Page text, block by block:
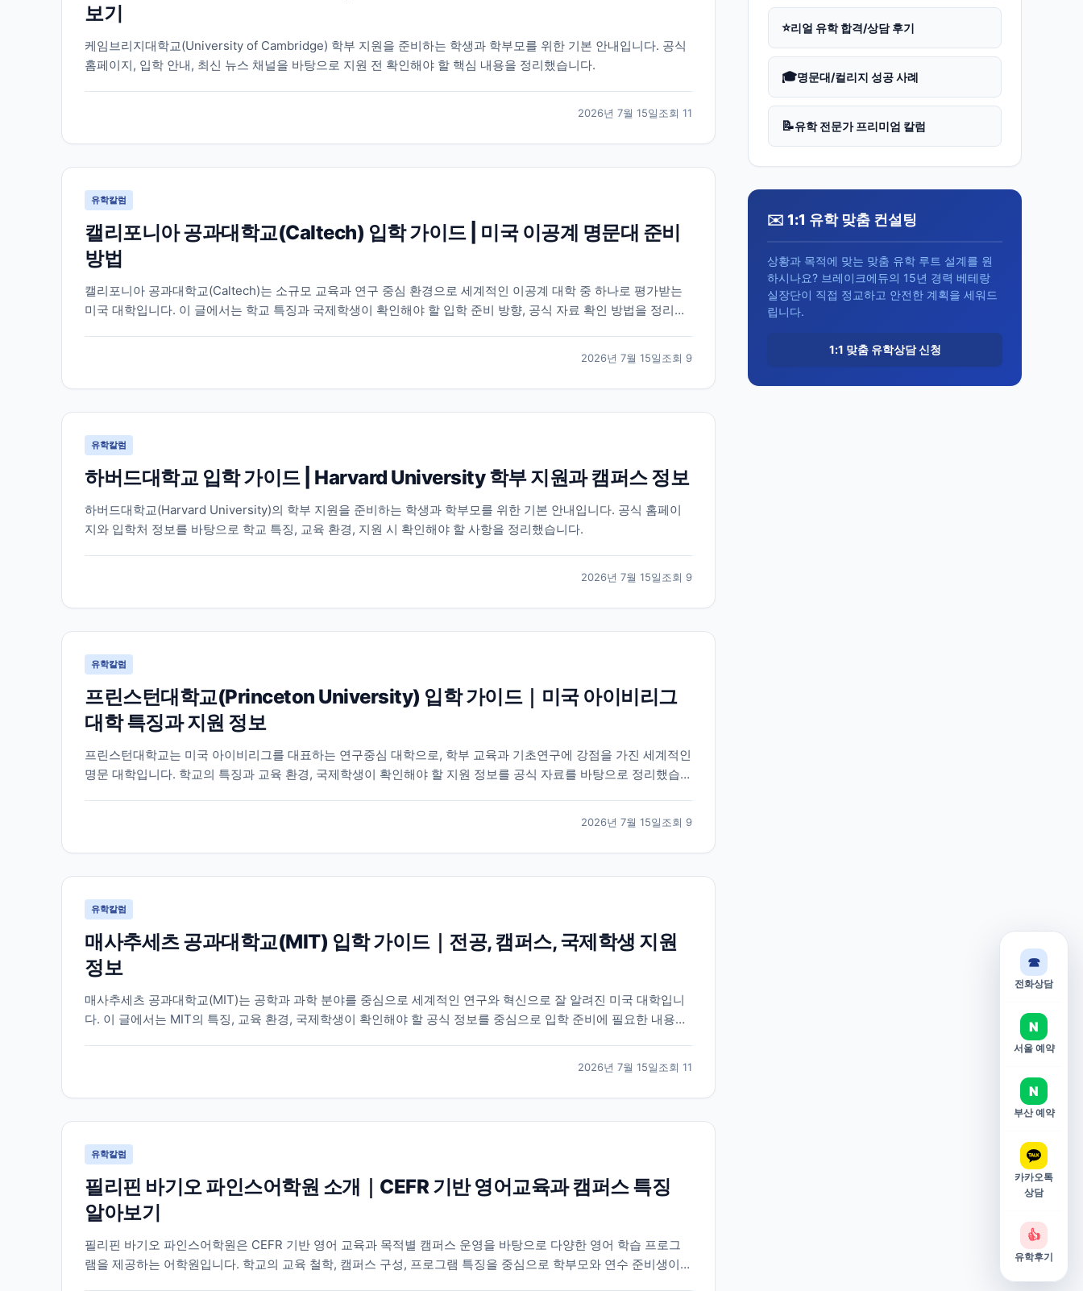
보기
케임브리지대학교(University of Cambridge) 학부 지원을 준비하는 학생과 학부모를 위한 기본 안내입니다. 공식
홈페이지, 입학 안내, 최신 뉴스 채널을 바탕으로 지원 전 확인해야 할 핵심 내용을 정리했습니다.
2026년 7월 15일조회 11
유학칼럼
캘리포니아 공과대학교(Caltech) 입학 가이드 | 미국 이공계 명문대 준비
방법
캘리포니아 공과대학교(Caltech)는 소규모 교육과 연구 중심 환경으로 세계적인 이공계 대학 중 하나로 평가받는
미국 대학입니다. 이 글에서는 학교 특징과 국제학생이 확인해야 할 입학 준비 방향, 공식 자료 확인 방법을 정리했
2026년 7월 15일조회 9
유학칼럼
하버드대학교 입학 가이드 | Harvard University 학부 지원과 캠퍼스 정보
하버드대학교(Harvard University)의 학부 지원을 준비하는 학생과 학부모를 위한 기본 안내입니다. 공식 홈페이
지와 입학처 정보를 바탕으로 학교 특징, 교육 환경, 지원 시 확인해야 할 사항을 정리했습니다.
2026년 7월 15일조회 9
유학칼럼
프린스턴대학교(Princeton University) 입학 가이드｜미국 아이비리그
대학 특징과 지원 정보
프린스턴대학교는 미국 아이비리그를 대표하는 연구중심 대학으로, 학부 교육과 기초연구에 강점을 가진 세계적인
명문 대학입니다. 학교의 특징과 교육 환경, 국제학생이 확인해야 할 지원 정보를 공식 자료를 바탕으로 정리했습니
2026년 7월 15일조회 9
유학칼럼
매사추세츠 공과대학교(MIT) 입학 가이드｜전공, 캠퍼스, 국제학생 지원
정보
매사추세츠 공과대학교(MIT)는 공학과 과학 분야를 중심으로 세계적인 연구와 혁신으로 잘 알려진 미국 대학입니
다. 이 글에서는 MIT의 특징, 교육 환경, 국제학생이 확인해야 할 공식 정보를 중심으로 입학 준비에 필요한 내용을
2026년 7월 15일조회 11
유학칼럼
필리핀 바기오 파인스어학원 소개｜CEFR 기반 영어교육과 캠퍼스 특징
알아보기
필리핀 바기오 파인스어학원은 CEFR 기반 영어 교육과 목적별 캠퍼스 운영을 바탕으로 다양한 영어 학습 프로그
램을 제공하는 어학원입니다. 학교의 교육 철학, 캠퍼스 구성, 프로그램 특징을 중심으로 학부모와 연수 준비생이
⭐리얼 유학 합격/상담 후기
🎓명문대/컬리지 성공 사례
📝유학 전문가 프리미엄 칼럼
✉️ 1:1 유학 맞춤 컨설팅
상황과 목적에 맞는 맞춤 유학 루트 설계를 원
하시나요? 브레이크에듀의 15년 경력 베테랑
실장단이 직접 정교하고 안전한 계획을 세워드
립니다.
1:1 맞춤 유학상담 신청
☎
전화상담
N
서울 예약
N
부산 예약
카카오톡
상담
👍
유학후기